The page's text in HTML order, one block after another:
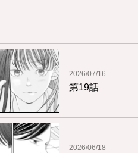
2026/07/16
第19話
2026/06/18